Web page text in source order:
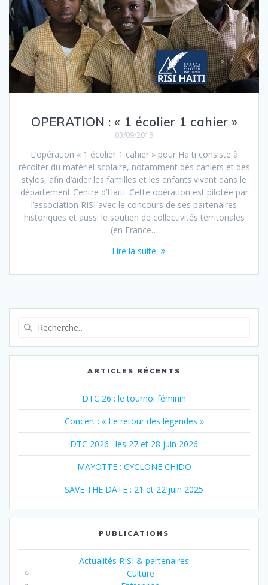
OPERATION : « 1 écolier 1 cahier »
03/09/2018
L’opération « 1 écolier 1 cahier » pour Haïti consiste à
récolter du matériel scolaire, notamment des cahiers et des
stylos, afin d’aider les familles et les enfants vivant dans le
département Centre d’Haïti. Cette opération est pilotée par
l’association RISI avec le concours de ses partenaires
historiques et aussi le soutien de collectivités territoriales
(en France…
Lire la suite
:
ARTICLES RÉCENTS
DTC 26 : le tournoi féminin
Concert : « Le retour des légendes »
DTC 2026 : les 27 et 28 juin 2026
MAYOTTE : CYCLONE CHIDO
SAVE THE DATE : 21 et 22 juin 2025
PUBLICATIONS
Actualités RISI & partenaires
Culture